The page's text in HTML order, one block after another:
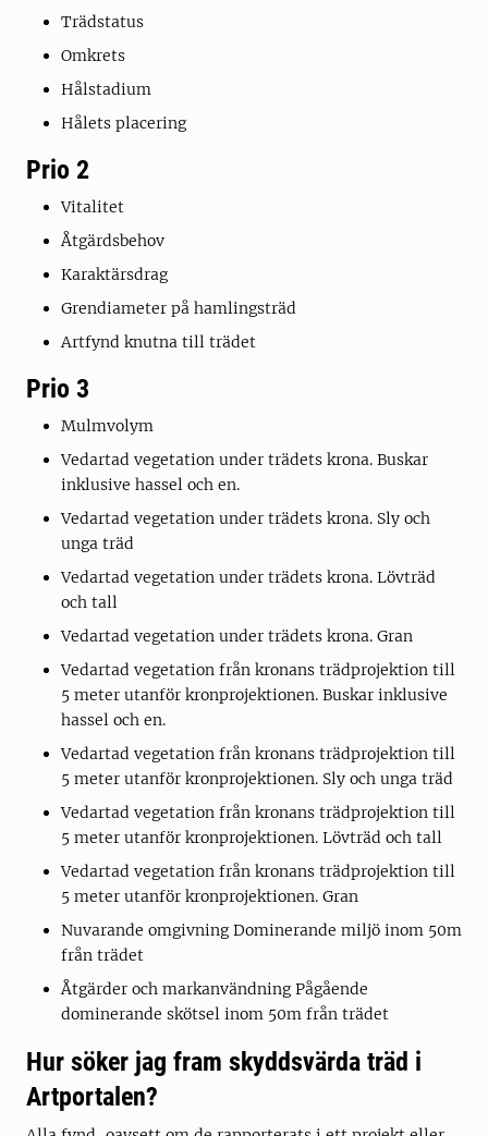
Trädstatus
Omkrets
Hålstadium
Hålets placering
Prio 2
Vitalitet
Åtgärdsbehov
Karaktärsdrag
Grendiameter på hamlingsträd
Artfynd knutna till trädet
Prio 3
Mulmvolym
Vedartad vegetation under trädets krona. Buskar
inklusive hassel och en.
Vedartad vegetation under trädets krona. Sly och
unga träd
Vedartad vegetation under trädets krona. Lövträd
och tall
Vedartad vegetation under trädets krona. Gran
Vedartad vegetation från kronans trädprojektion till
5 meter utanför kronprojektionen. Buskar inklusive
hassel och en.
Vedartad vegetation från kronans trädprojektion till
5 meter utanför kronprojektionen. Sly och unga träd
Vedartad vegetation från kronans trädprojektion till
5 meter utanför kronprojektionen. Lövträd och tall
Vedartad vegetation från kronans trädprojektion till
5 meter utanför kronprojektionen. Gran
Nuvarande omgivning Dominerande miljö inom 50m
från trädet
Åtgärder och markanvändning Pågående
dominerande skötsel inom 50m från trädet
Hur söker jag fram skyddsvärda träd i
Artportalen?